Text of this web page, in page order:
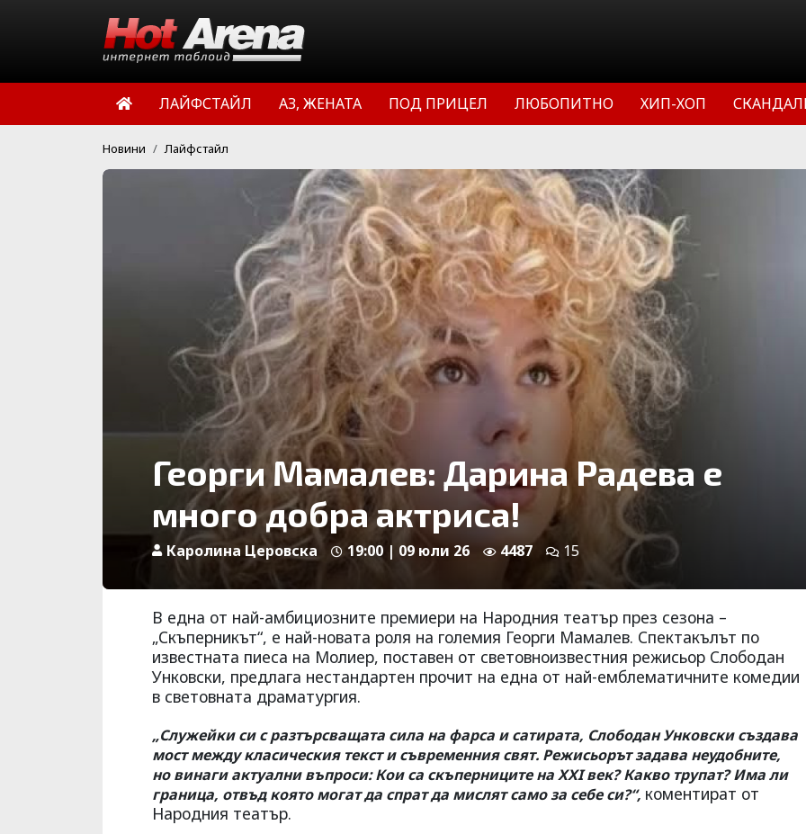
ЛАЙФСТАЙЛ АЗ, ЖЕНАТА ПОД ПРИЦЕЛ ЛЮБОПИТНО ХИП-ХОП
Новини Лайфстайл
Георги Мамалев: Дарина Радева е
много добра актриса!
Каролина Церовска 19:00 | 09 юли 26 4487 15
В една от най-амбициозните премиери на Народния театър през сезона –
„Скъперникът“, е най-новата роля на големия Георги Мамалев. Спектакълът по
известната пиеса на Молиер, поставен от световноизвестния режисьор Слободан
Унковски, предлага нестандартен прочит на една от най-емблематичните комедии
в световната драматургия.
„Служейки си с разтърсващата сила на фарса и сатирата, Слободан Унковски създава
мост между класическия текст и съвременния свят. Режисьорът задава неудобните,
но винаги актуални въпроси: Кои са скъперниците на XXI век? Какво трупат? Има ли
граница, отвъд която могат да спрат да мислят само за себе си?“, коментират от
Народния театър.